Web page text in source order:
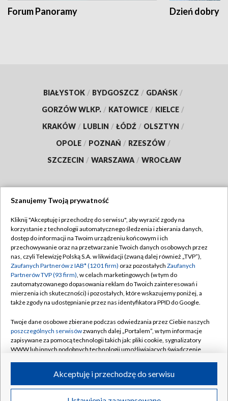
Forum Panoramy Dzień dobry
BIAŁYSTOK / BYDGOSZCZ / GDAŃSK /
GORZÓW WLKP. / KATOWICE / KIELCE /
KRAKÓW / LUBLIN / ŁÓDŹ / OLSZTYN /
OPOLE / POZNAŃ / RZESZÓW /
SZCZECIN / WARSZAWA / WROCŁAW
TVP
Abonament TVP
Emisja w TVP
Centrum informacji TVP
Naziemna Telewizja Cyfrowa
Rada Programowa
System NOS
Informacje o nadawcy
Program dla prasy
Regulamin TVP
Polityka prywatności
Moje zgody
Pomoc
Kontakt
Kanały
©2026 Telewizja Polska S.A. w likwidacji
Szanujemy Twoją prywatność
Kliknij "Akceptuję i przechodzę do serwisu", aby wyrazić zgody na
korzystanie z technologii automatycznego śledzenia i zbierania danych,
dostęp do informacji na Twoim urządzeniu końcowym i ich
przechowywanie oraz na przetwarzanie Twoich danych osobowych przez
nas, czyli Telewizję Polską S.A. w likwidacji (zwaną dalej również „TVP”),
Zaufanych Partnerów z IAB* (1201 firm) oraz pozostałych Zaufanych
Partnerów TVP (93 firm), w celach marketingowych (w tym do
zautomatyzowanego dopasowania reklam do Twoich zainteresowań i
mierzenia ich skuteczności) i pozostałych, które wskazujemy poniżej, a
także zgody na udostępnianie przez nas identyfikatora PPID do Google.
Twoje dane osobowe zbierane podczas odwiedzania przez Ciebie naszych
poszczególnych serwisówzwanych dalej „Portalem”, w tym informacje
zapisywane za pomocą technologii takich jak: pliki cookie, sygnalizatory
WWW lub innych podobnych technologii umożliwiających świadczenie
ruchu w Internecie.
Twoje dane osobowe zbierane podczas odwiedzania przez Ciebie
Akceptuję i przechodzę do serwisu